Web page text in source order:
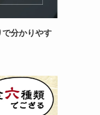
分かりやす